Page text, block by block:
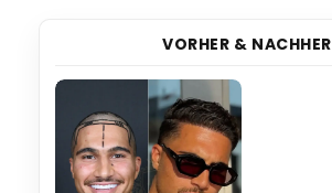
VORHER & NACHHER